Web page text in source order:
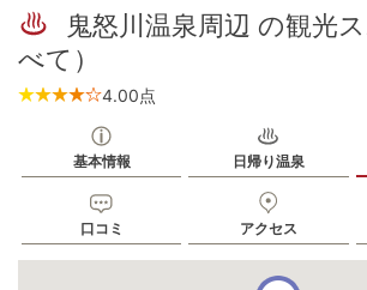
鬼怒川温泉周辺 の観光
べて）
4.00点
基本情報 日帰り温泉
口コミ アクセス